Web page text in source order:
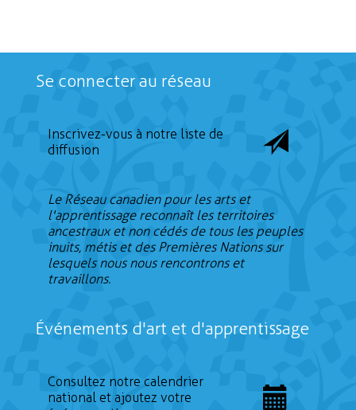
Se connecter au réseau
Inscrivez-vous à notre liste de
diffusion
Le Réseau canadien pour les arts et
l'apprentissage reconnaît les territoires
ancestraux et non cédés de tous les peuples
inuits, métis et des Premières Nations sur
lesquels nous nous rencontrons et
travaillons.
Événements d'art et d'apprentissage
Consultez notre calendrier
national et ajoutez votre